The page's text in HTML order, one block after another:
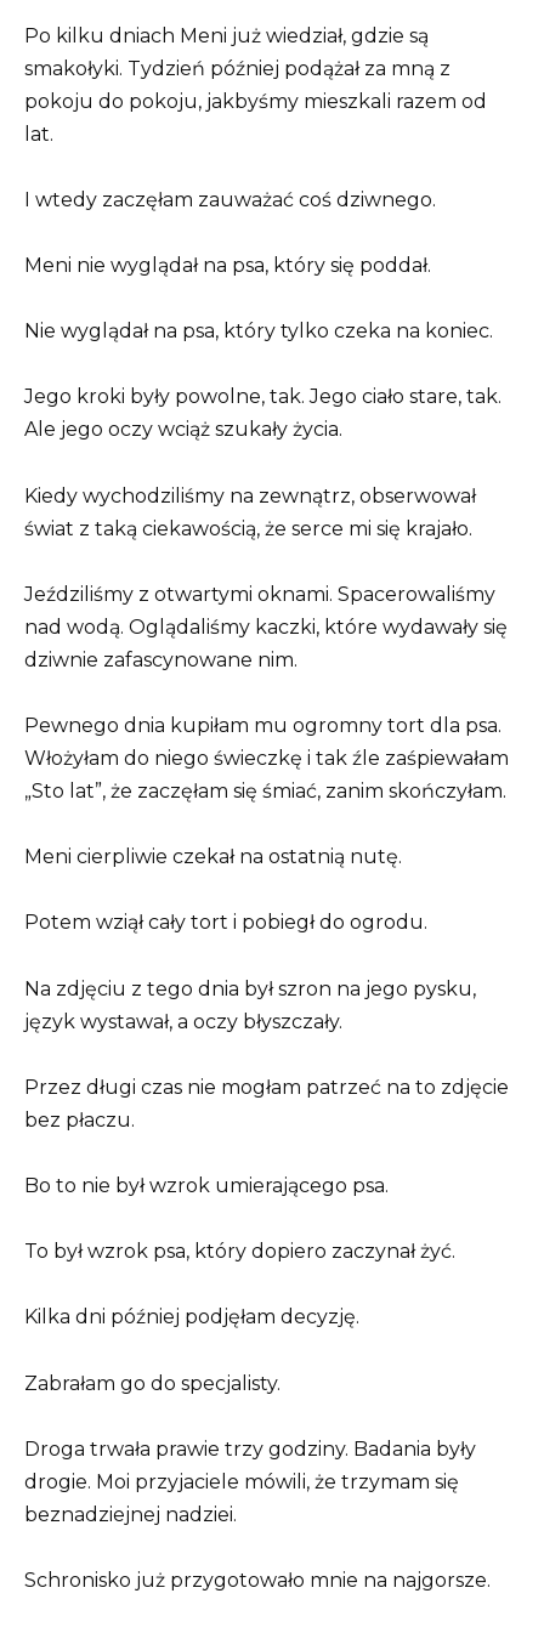
Po kilku dniach Meni już wiedział, gdzie są
smakołyki. Tydzień później podążał za mną z
pokoju do pokoju, jakbyśmy mieszkali razem od
lat.
I wtedy zaczęłam zauważać coś dziwnego.
Meni nie wyglądał na psa, który się poddał.
Nie wyglądał na psa, który tylko czeka na koniec.
Jego kroki były powolne, tak. Jego ciało stare, tak.
Ale jego oczy wciąż szukały życia.
Kiedy wychodziliśmy na zewnątrz, obserwował
świat z taką ciekawością, że serce mi się krajało.
Jeździliśmy z otwartymi oknami. Spacerowaliśmy
nad wodą. Oglądaliśmy kaczki, które wydawały się
dziwnie zafascynowane nim.
Pewnego dnia kupiłam mu ogromny tort dla psa.
Włożyłam do niego świeczkę i tak źle zaśpiewałam
„Sto lat”, że zaczęłam się śmiać, zanim skończyłam.
Meni cierpliwie czekał na ostatnią nutę.
Potem wziął cały tort i pobiegł do ogrodu.
Na zdjęciu z tego dnia był szron na jego pysku,
język wystawał, a oczy błyszczały.
Przez długi czas nie mogłam patrzeć na to zdjęcie
bez płaczu.
Bo to nie był wzrok umierającego psa.
To był wzrok psa, który dopiero zaczynał żyć.
Kilka dni później podjęłam decyzję.
Zabrałam go do specjalisty.
Droga trwała prawie trzy godziny. Badania były
drogie. Moi przyjaciele mówili, że trzymam się
beznadziejnej nadziei.
Schronisko już przygotowało mnie na najgorsze.